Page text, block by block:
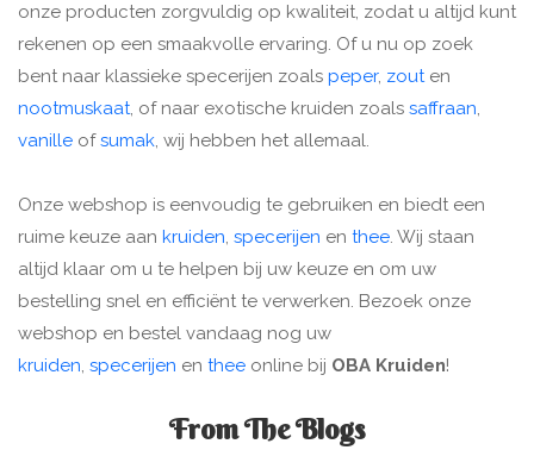
onze producten zorgvuldig op kwaliteit, zodat u altijd kunt
rekenen op een smaakvolle ervaring. Of u nu op zoek
bent naar klassieke specerijen zoals peper, zouten
nootmuskaat, of naar exotische kruiden zoals saffraan,
vanille ofsumak, wij hebben het allemaal.
Onze webshop is eenvoudig te gebruiken en biedt een
ruime keuze aan kruiden, specerijen en thee. Wij staan
altijd klaar om u te helpen bij uw keuze en om uw
bestelling snel en efficiënt te verwerken. Bezoek onze
webshop en bestel vandaag nog uw
kruiden, specerijen en thee online bij OBA Kruiden!
From The Blogs